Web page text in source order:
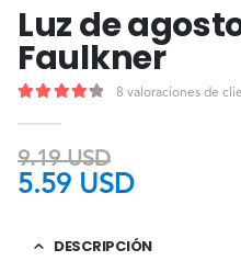
Luz de
Faulkner
8 valoraciones de
9.19USD
5.59 USD
DESCRIPCIÓN